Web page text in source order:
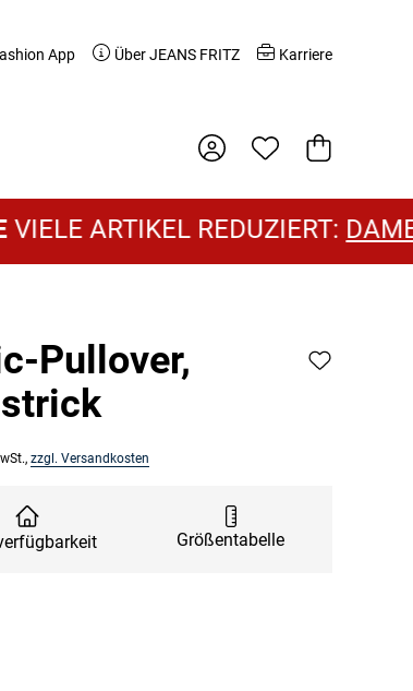
App Über JEANS FRITZ Karriere
Warenkorb
REDUZIERT:DAMEN
Pullover,
zzgl. Versandkosten
Größentabelle